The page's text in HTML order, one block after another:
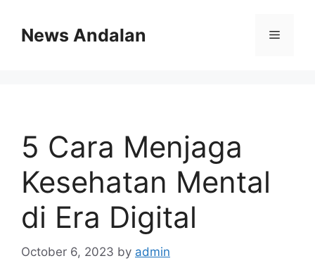
contentNews Andalan Menu
5 Cara Menjaga
Kesehatan Mental
di Era Digital
October 6, 2023 by admin